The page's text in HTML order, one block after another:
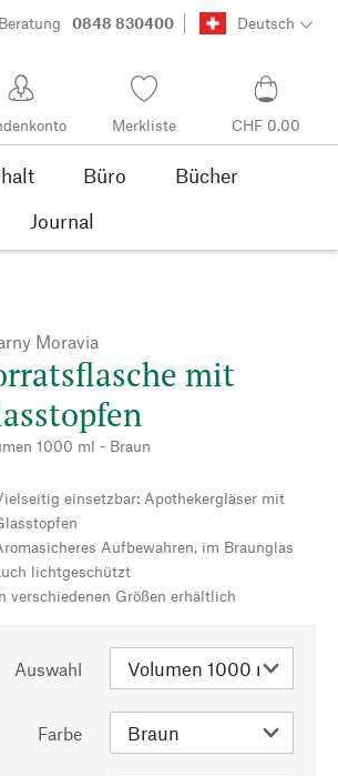
0848 830400 Deutsch
Merkliste CHF 0.00
Büro
Bücher
Journal
Moravia
mit
1000 ml - Braun
einsetzbar: Apothekergläser mit
Aufbewahren, im Braunglas
lichtgeschützt
verschiedenen Größen erhältlich
Auswahl
Farbe